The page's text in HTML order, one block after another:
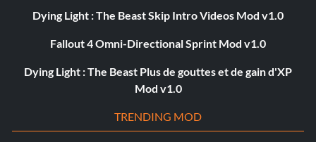
Dying Light : The Beast Skip Intro Videos Mod v1.0
Fallout 4 Omni-Directional Sprint Mod v1.0
Dying Light : The Beast Plus de gouttes et de gain d'XP
Mod v1.0
TRENDING MOD